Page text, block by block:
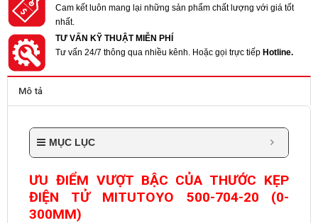
Cam kết luôn mang lại những sản phẩm chất lượng với giá tốt
nhất.
TƯ VẤN KỸ THUẬT MIỄN PHÍ
Tư vấn 24/7 thông qua nhiều kênh. Hoặc gọi trực tiếp Hotline.
Mô tả
MỤC LỤC
ƯU ĐIỂM VƯỢT BẬC CỦA THƯỚC KẸP
ĐIỆN TỬ MITUTOYO 500-704-20 (0-
300MM)